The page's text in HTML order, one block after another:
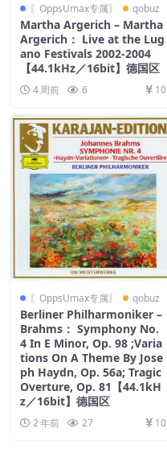
〖OppsUmax专属〗 qobuz
Martha Argerich – Martha
Argerich： Live at the Lug
ano Festivals 2002-2004
【44.1kHz／16bit】德国区
4 周前 6 10
〖OppsUmax专属〗 qobuz
Berliner Philharmoniker –
Brahms： Symphony No.
4 In E Minor, Op. 98 ;Varia
tions On A Theme By Jose
ph Haydn, Op. 56a; Tragic
Overture, Op. 81【44.1kH
z／16bit】德国区
2 年前 27 10